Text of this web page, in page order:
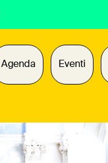
Agenda Eventi